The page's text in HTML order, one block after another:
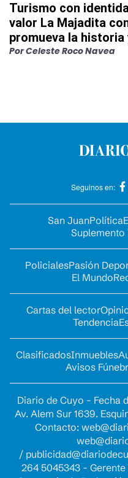
Turismo con
valor La Majadita
promueva la
PorCeleste Roco Navea
Seguinos en:
San JuanPolítica
Suplemento
PolicialesPasión
El Mundo
Cartas del lector
Tendencia
ClasificadosInmuebles
Avisos
Diario de Cuyo - Fecha
Av. Alem Sur 1639.
Contacto:
/
264 5045343 -